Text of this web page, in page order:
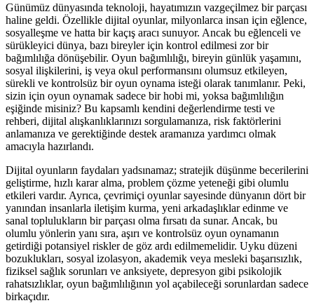
Günümüz dünyasında teknoloji, hayatımızın vazgeçilmez bir parçası
haline geldi. Özellikle dijital oyunlar, milyonlarca insan için eğlence,
sosyalleşme ve hatta bir kaçış aracı sunuyor. Ancak bu eğlenceli ve
sürükleyici dünya, bazı bireyler için kontrol edilmesi zor bir
bağımlılığa dönüşebilir. Oyun bağımlılığı, bireyin günlük yaşamını,
sosyal ilişkilerini, iş veya okul performansını olumsuz etkileyen,
sürekli ve kontrolsüz bir oyun oynama isteği olarak tanımlanır. Peki,
sizin için oyun oynamak sadece bir hobi mi, yoksa bağımlılığın
eşiğinde misiniz? Bu kapsamlı kendini değerlendirme testi ve
rehberi, dijital alışkanlıklarınızı sorgulamanıza, risk faktörlerini
anlamanıza ve gerektiğinde destek aramanıza yardımcı olmak
amacıyla hazırlandı.
Dijital oyunların faydaları yadsınamaz; stratejik düşünme becerilerini
geliştirme, hızlı karar alma, problem çözme yeteneği gibi olumlu
etkileri vardır. Ayrıca, çevrimiçi oyunlar sayesinde dünyanın dört bir
yanından insanlarla iletişim kurma, yeni arkadaşlıklar edinme ve
sanal toplulukların bir parçası olma fırsatı da sunar. Ancak, bu
olumlu yönlerin yanı sıra, aşırı ve kontrolsüz oyun oynamanın
getirdiği potansiyel riskler de göz ardı edilmemelidir. Uyku düzeni
bozuklukları, sosyal izolasyon, akademik veya mesleki başarısızlık,
fiziksel sağlık sorunları ve anksiyete, depresyon gibi psikolojik
rahatsızlıklar, oyun bağımlılığının yol açabileceği sorunlardan sadece
birkaçıdır.